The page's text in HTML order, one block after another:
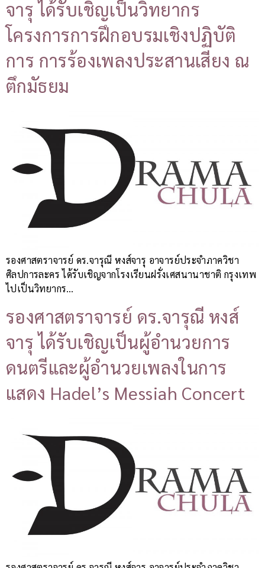
จารุ ได้รับเชิญเป็นวิทยากร
โครงการการฝึกอบรมเชิงปฏิบัติ
การ การร้องเพลงประสานเสียง ณ
ตึกมัธยม
รองศาสตราจารย์ ดร.จารุณี หงส์จารุ อาจารย์ประจำภาควิชา
ศิลปการละคร ได้รับเชิญจากโรงเรียนฝรั่งเศสนานาชาติ กรุงเทพ
ไปเป็นวิทยากร…
รองศาสตราจารย์ ดร.จารุณี หงส์
จารุ ได้รับเชิญเป็นผู้อำนวยการ
ดนตรีและผู้อำนวยเพลงในการ
แสดง Hadel’s Messiah Concert